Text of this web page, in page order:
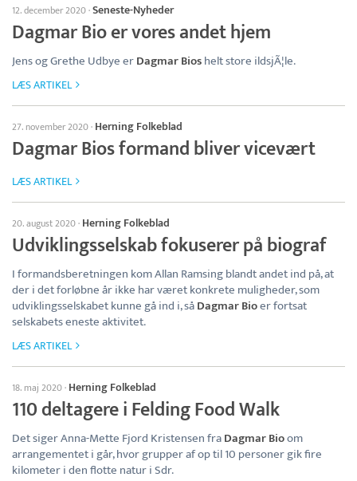
12. december 2020·Seneste-Nyheder
Dagmar Bio er vores andet hjem
Jens og Grethe Udbye erDagmar Bioshelt store ildsjÃ¦le.
LÆS ARTIKEL
27. november 2020· Herning Folkeblad
Dagmar Bios formand bliver vicevært
LÆS ARTIKEL
20. august 2020· Herning Folkeblad
Udviklingsselskab fokuserer på biograf
I formandsberetningen kom Allan Ramsing blandt andet ind på, at
der i det forløbne år ikke har været konkrete muligheder, som
udviklingsselskabet kunne gå ind i, såDagmar Bioer fortsat
selskabets eneste aktivitet.
LÆS ARTIKEL
18. maj 2020· Herning Folkeblad
110 deltagere i Felding Food Walk
Det siger Anna-Mette Fjord Kristensen fraDagmar Bioom
arrangementet i går, hvor grupper af op til 10 personer gik fire
kilometer i den flotte natur i Sdr.